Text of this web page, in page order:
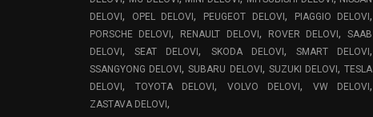
DELOVI , OPEL DELOVI, PEUGEOT DELOVI , PIAGGIO DELOVI,
PORSCHE DELOVI, RENAULT DELOVI , ROVER DELOVI,SAAB
DELOVI ,SEAT DELOVI, SKODA DELOVI ,SMART DELOVI,
SSANGYONG DELOVI,SUBARU DELOVI , SUZUKI DELOVI,TESLA
DELOVI , TOYOTA DELOVI, VOLVO DELOVI, VW DELOVI,
ZASTAVA DELOVI ,